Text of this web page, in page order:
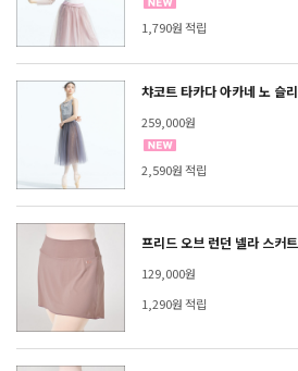
1,790원 적립
챠코트 타카다 아카네 노 슬
259,000원
2,590원 적립
프리드 오브 런던 넬라 스커
129,000원
1,290원 적립